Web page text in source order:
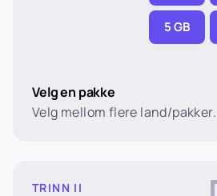
5 GB
Velg en pakke
Velg mellom flere land/pakker.
TRINN II